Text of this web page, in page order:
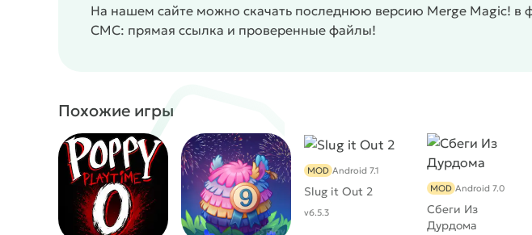
На нашем сайте можно скачать последнюю версию Merge Magic! в
СМС: прямая ссылка и проверенные файлы!
Похожие игры
Slug it Out 2
MOD Android 7.1
v6.5.3
Сбеги Из
Дурдома
MOD Android 7.0